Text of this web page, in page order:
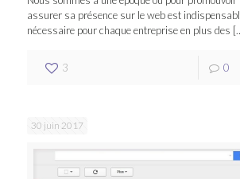
assurer sa présence sur le web est
nécessaire pour chaque entreprise en plus des
3 0
30 juin 2017